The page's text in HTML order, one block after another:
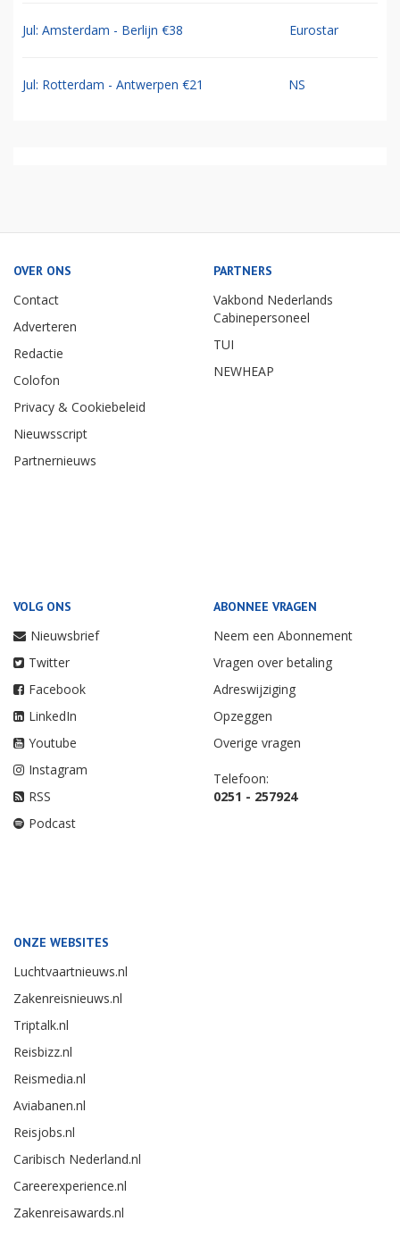
Jul: Amsterdam - Berlijn €38 Eurostar
Jul: Rotterdam - Antwerpen €21 NS
OVER ONS
Contact
Adverteren
Redactie
Colofon
Privacy & Cookiebeleid
Nieuwsscript
Partnernieuws
PARTNERS
Vakbond Nederlands
Cabinepersoneel
TUI
NEWHEAP
VOLG ONS
Nieuwsbrief
Twitter
Facebook
LinkedIn
Youtube
Instagram
RSS
Podcast
ABONNEE VRAGEN
Neem een Abonnement
Vragen over betaling
Adreswijziging
Opzeggen
Overige vragen
Telefoon:
0251 - 257924
ONZE WEBSITES
Luchtvaartnieuws.nl
Zakenreisnieuws.nl
Triptalk.nl
Reisbizz.nl
Reismedia.nl
Aviabanen.nl
Reisjobs.nl
Caribisch Nederland.nl
Careerexperience.nl
Zakenreisawards.nl